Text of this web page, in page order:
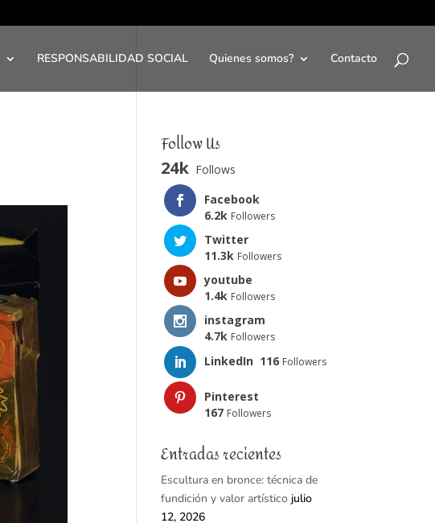
RESPONSABILIDAD SOCIAL Quienes somos? Contacto
Follow Us
24k Follows
Facebook
6.2k Followers
Twitter
11.3k Followers
youtube
1.4k Followers
instagram
4.7k Followers
LinkedIn 116 Followers
Pinterest
167 Followers
Entradas recientes
Escultura en bronce: técnica de
fundición y valor artístico julio
12, 2026